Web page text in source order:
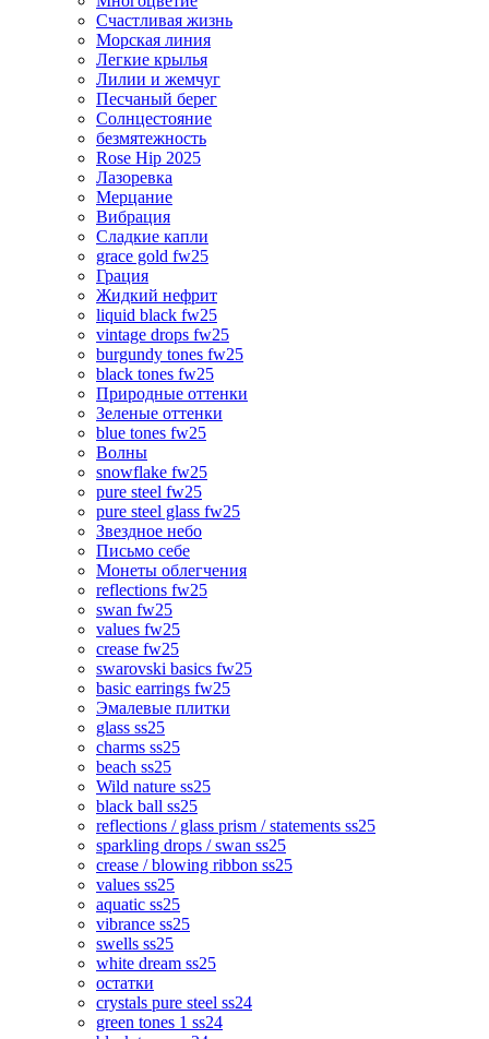
Счастливая жизнь
Морская линия
Легкие крылья
Лилии и жемчуг
Песчаный берег
Солнцестояние
безмятежность
Rose Hip 2025
Лазоревка
Мерцание
Вибрация
Сладкие капли
grace gold fw25
Грация
Жидкий нефрит
liquid black fw25
vintage drops fw25
burgundy tones fw25
black tones fw25
Природные оттенки
Зеленые оттенки
blue tones fw25
Волны
snowflake fw25
pure steel fw25
pure steel glass fw25
Звездное небо
Письмо себе
Монеты облегчения
reflections fw25
swan fw25
values fw25
crease fw25
swarovski basics fw25
basic earrings fw25
Эмалевые плитки
glass ss25
charms ss25
beach ss25
Wild nature ss25
black ball ss25
reflections / glass prism / statements ss25
sparkling drops / swan ss25
crease / blowing ribbon ss25
values ss25
aquatic ss25
vibrance ss25
swells ss25
white dream ss25
остатки
crystals pure steel ss24
green tones 1 ss24